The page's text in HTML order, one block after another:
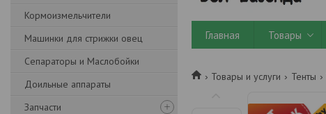
Кормоизмельчители
Машинки для стрижки овец
Сепараторы и Маслобойки
Доильные аппараты
Запчасти
Главная Товары
Товары и услуги Тенты